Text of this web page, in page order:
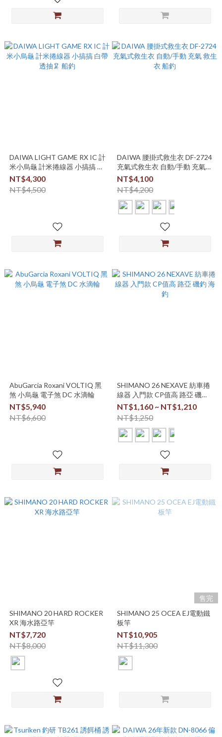
DAIWA LIGHT GAME RX IC 計
米小烏龜 計米捲線器 小搞搞 白
帶 透抽🦑 船釣
NT$4,300
NT$4,500
DAIWA 腰掛式救生衣 DF-2724
充氣式救生衣 自動/手動 充氣
救生衣 船釣
NT$4,100
NT$4,200
AbuGarcia Roxani VOLTIQ 黑
煞 小烏龜 電子煞 DC 水滴輪
NT$5,940
NT$6,600
SHIMANO 26 NEXAVE 紡車捲
線器 入門款 CP值高 路亞 磯釣
海釣
NT$1,160 ~ NT$1,210
NT$1,250
SHIMANO 20 HARD ROCKER
XR 海水路亞竿
NT$7,720
NT$8,000
售完
SHIMANO 25 OCEA EJ電動鐵
板竿
NT$10,905
NT$11,300